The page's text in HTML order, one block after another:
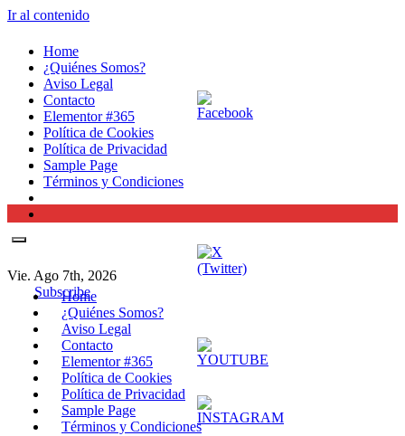
Ir al contenido
Home
¿Quiénes Somos?
Aviso Legal
Contacto
Elementor #365
Política de Cookies
Política de Privacidad
Sample Page
Términos y Condiciones
Vie. Ago 7th, 2026
Subscribe
Home
¿Quiénes Somos?
Aviso Legal
Contacto
Elementor #365
Política de Cookies
Política de Privacidad
Sample Page
Términos y Condiciones